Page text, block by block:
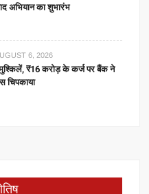
अभियान का शुभारंभ
6, 2026
मुश्किलें, ₹16 करोड़ के कर्ज पर बैंक ने
चिपकाया